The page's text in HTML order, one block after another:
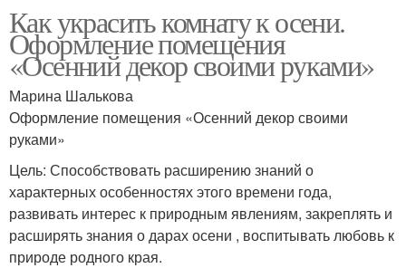
Как украсить комнату к осени.
Оформление помещения
«Осенний декор своими руками»
Марина Шалькова
Оформление помещения «Осенний декор своими
руками»
Цель: Способствовать расширению знаний о
характерных особенностях этого времени года,
развивать интерес к природным явлениям, закреплять и
расширять знания о дарах осени , воспитывать любовь к
природе родного края.